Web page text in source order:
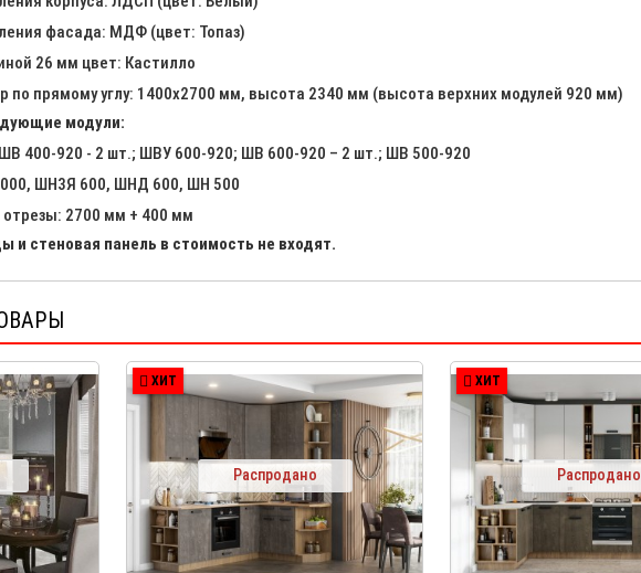
фасада: МДФ (цвет: Топаз)
26 мм цвет: Кастилло
по прямому углу: 1400х2700 мм, высота 2340 мм (высота верхних модулей 920 мм)
модули:
400-920 - 2 шт.; ШВУ 600-920; ШВ 600-920 – 2 шт.; ШВ 500-920
ШН3Я 600, ШНД 600, ШН 500
2700 мм + 400 мм
и стеновая панель в стоимость не входят.
ХИТ
Распродано
ХИТ
Распродано